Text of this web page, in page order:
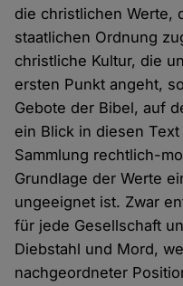
die christlichen Werte,
staatlichen Ordnung
christliche Kultur, die
ersten Punkt angeht,
Gebote der Bibel, auf
ein Blick in diesen
Sammlung rechtlich-
Grundlage der Werte
ungeeignet ist. Zwar
für jede Gesellschaft
Diebstahl und Mord,
nachgeordneter